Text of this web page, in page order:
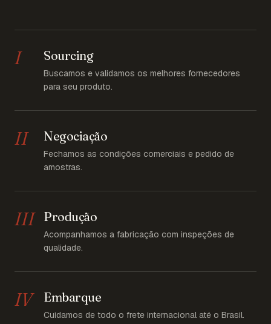
I Sourcing
Buscamos e validamos os melhores fornecedores
para seu produto.
II Negociação
Fechamos as condições comerciais e pedido de
amostras.
III Produção
Acompanhamos a fabricação com inspeções de
qualidade.
IV Embarque
Cuidamos de todo o frete internacional até o Brasil.